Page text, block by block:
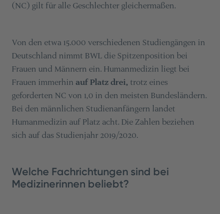
(NC) gilt für alle Geschlechter gleichermaßen.
Von den etwa 15.000 verschiedenen Studiengängen in
Deutschland nimmt BWL die Spitzenposition bei
Frauen und Männern ein. Humanmedizin liegt bei
Frauen immerhin auf Platz drei, trotz eines
geforderten NC von 1,0 in den meisten Bundesländern.
Bei den männlichen Studienanfängern landet
Humanmedizin auf Platz acht. Die Zahlen beziehen
sich auf das Studienjahr 2019/2020.
Welche Fachrichtungen sind bei
Medizinerinnen beliebt?